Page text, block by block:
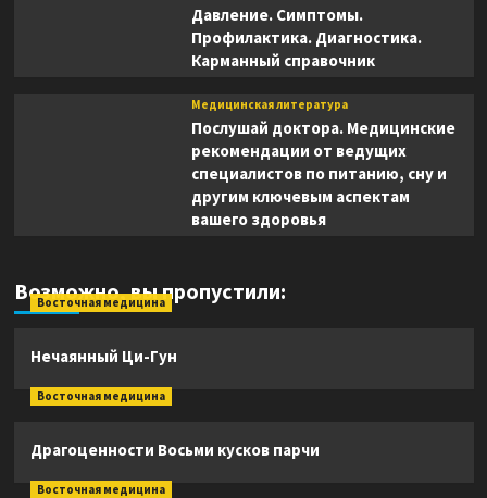
Давление. Симптомы.
Профилактика. Диагностика.
Карманный справочник
Медицинская литература
Послушай доктора. Медицинские
рекомендации от ведущих
специалистов по питанию, сну и
другим ключевым аспектам
вашего здоровья
Возможно, вы пропустили:
Восточная медицина
Нечаянный Ци-Гун
Восточная медицина
Драгоценности Восьми кусков парчи
Восточная медицина